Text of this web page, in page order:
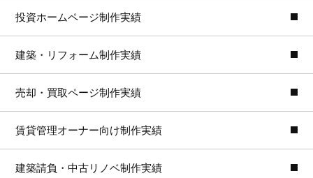
投資ホームページ制作実績
建築・リフォーム制作実績
売却・買取ページ制作実績
賃貸管理オーナー向け制作実績
建築請負・中古リノベ制作実績